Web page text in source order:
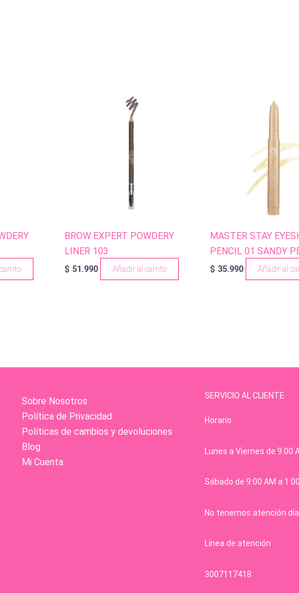
BROW EXPERT POWDERY
LINER 103
$ 51.990 Añadir al carrito
MASTER STAY
PENCIL 01 SANDY
$ 35.990 Añadir al
Sobre Nosotros
Política de Privacidad
Políticas de cambios y devoluciones
Blog
Mi Cuenta
SERVICIO AL CLIENTE
Horario
Lunes a Viernes de 9:00
Sábado de 9:00 AM a
No tenemos atención
Línea de atención :
3007117418